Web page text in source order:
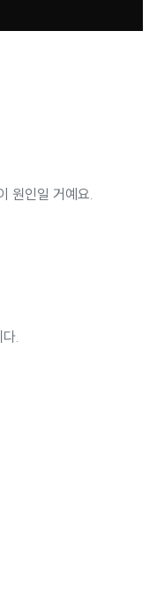
원인일 거예요.
.